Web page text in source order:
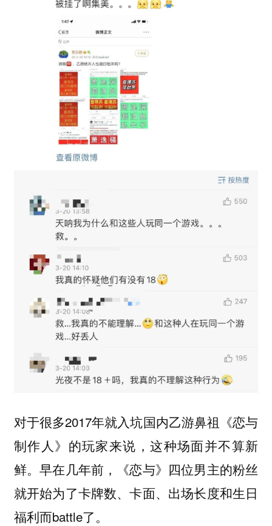
对于很多2017年就入坑国内乙游鼻祖《恋与
制作人》的玩家来说，这种场面并不算新
鲜。早在几年前，《恋与》四位男主的粉丝
就开始为了卡牌数、卡面、出场长度和生日
福利而battle了。